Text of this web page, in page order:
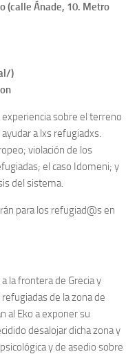
(calle Ánade, 10. Metro
)
sobre el terreno
a lxs refugiadxs.
violación de los
el caso Idomeni; y
del sistema.
para los refugiad@s en
la frontera de Grecia y
de la zona de
al Eko a exponer su
desalojar dicha zona y
y de asedio sobre